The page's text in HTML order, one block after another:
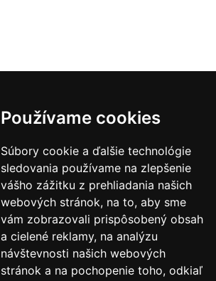
Používame cookies
Súbory cookie a ďalšie technológie
sledovania používame na zlepšenie
vášho zážitku z prehliadania našich
webových stránok, na to, aby sme
vám zobrazovali prispôsobený obsah
a cielené reklamy, na analýzu
návštevnosti našich webových
stránok a na pochopenie toho, odkiaľ